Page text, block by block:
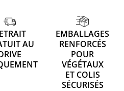
AU
EMBALLAGES
RENFORCÉS
POUR
VÉGÉTAUX
ET COLIS
SÉCURISÉS